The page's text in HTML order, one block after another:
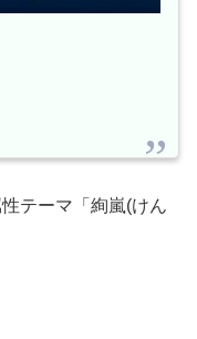
テーマ「絢嵐(けん